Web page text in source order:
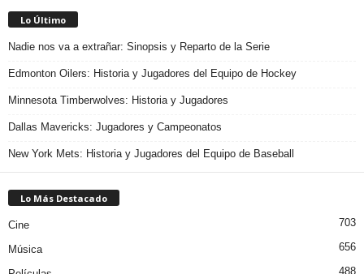
Lo Último
Nadie nos va a extrañar: Sinopsis y Reparto de la Serie
Edmonton Oilers: Historia y Jugadores del Equipo de Hockey
Minnesota Timberwolves: Historia y Jugadores
Dallas Mavericks: Jugadores y Campeonatos
New York Mets: Historia y Jugadores del Equipo de Baseball
Lo Más Destacado
Cine 703
Música 656
488